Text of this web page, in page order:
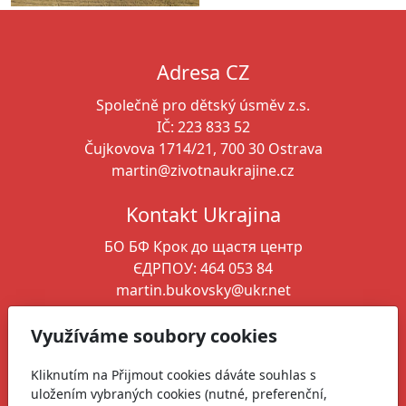
Adresa CZ
Společně pro dětský úsměv z.s.
IČ: 223 833 52
Čujkovova 1714/21, 700 30 Ostrava
martin@zivotnaukrajine.cz
Kontakt Ukrajina
БО БФ Крок до щастя центр
ЄДРПОУ: 464 053 84
martin.bukovsky@ukr.net
+380 664 346 261
Ředitel spolku
Martin Bukovský
Využíváme soubory cookies
Kliknutím na Přijmout cookies dáváte souhlas s
uložením vybraných cookies (nutné, preferenční,